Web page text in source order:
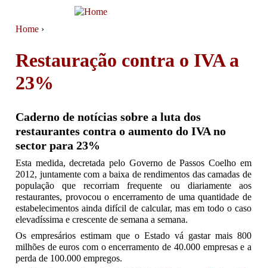
You are here
Home ›
Restauração contra o IVA a
23%
Caderno de notícias sobre a luta dos
restaurantes contra o aumento do IVA no
sector para 23%
Esta medida, decretada pelo Governo de Passos Coelho em
2012, juntamente com a baixa de rendimentos das camadas de
população que recorriam frequente ou diariamente aos
restaurantes, provocou o encerramento de uma quantidade de
estabelecimentos ainda difícil de calcular, mas em todo o caso
elevadíssima e crescente de semana a semana.
Os empresários estimam que o Estado vá gastar​ mais 800
milhões de euros com o encerramento de 40.000 empresas e a
perda de 100.000 empregos.